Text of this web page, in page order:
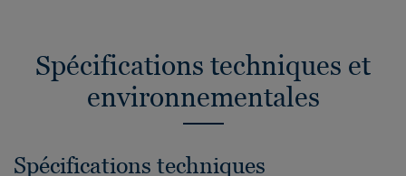
Spécifications techniques et
environnementales
Spécifications techniques